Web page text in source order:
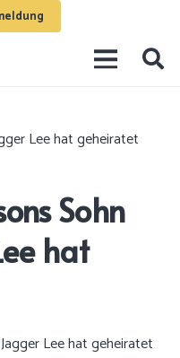
Lee hat geheiratet
Sohn
hat